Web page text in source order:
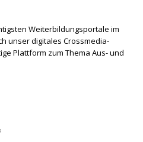
Weiterbildungsportale im
unser digitales Crossmedia-
Plattform zum Thema Aus- und